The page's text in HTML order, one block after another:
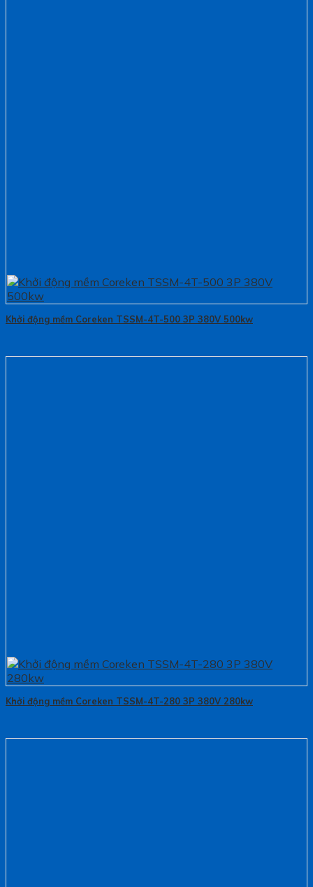
Khởi động mềm Coreken TSSM-4T-500 3P 380V 500kw
Khởi động mềm Coreken TSSM-4T-280 3P 380V 280kw